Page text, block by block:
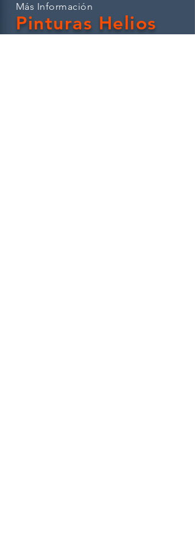
Más Información
Pinturas Helios